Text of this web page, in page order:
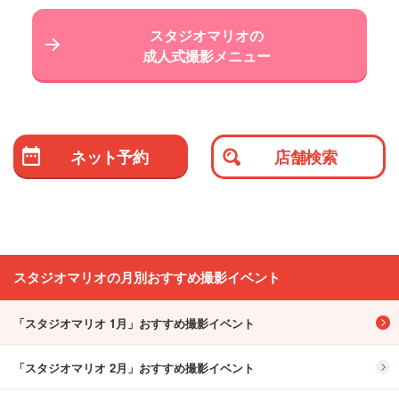
スタジオマリオの
成人式撮影メニュー
ネット予約 店舗検索
スタジオマリオの月別おすすめ撮影イベント
「スタジオマリオ 1月」おすすめ撮影イベント
「スタジオマリオ 2月」おすすめ撮影イベント